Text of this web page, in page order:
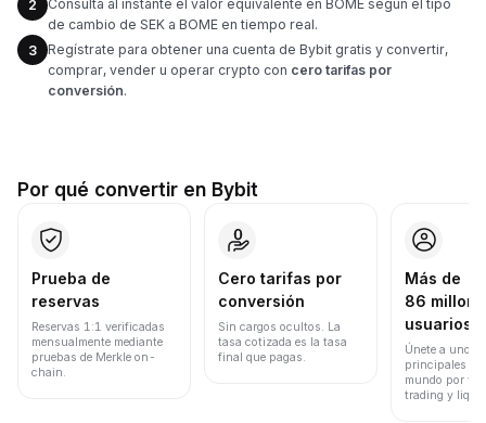
2
Consulta al instante el valor equivalente en BOME según el tipo
de cambio de SEK a BOME en tiempo real.
3
Regístrate para obtener una cuenta de Bybit gratis y convertir,
comprar, vender u operar crypto con cero tarifas por
conversión.
Por qué convertir en Bybit
Prueba de
reservas
Reservas 1:1 verificadas
mensualmente mediante
pruebas de Merkle on-
chain.
Cero tarifas por
conversión
Sin cargos ocultos. La
tasa cotizada es la tasa
final que pagas.
Más de
86
usuarios
Únete a uno
principales
mundo por
trading y